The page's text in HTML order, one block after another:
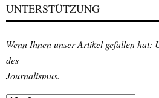
UNTERSTÜTZUNG
Wenn Ihnen unser Artikel gefallen hat:
des
Journalismus.